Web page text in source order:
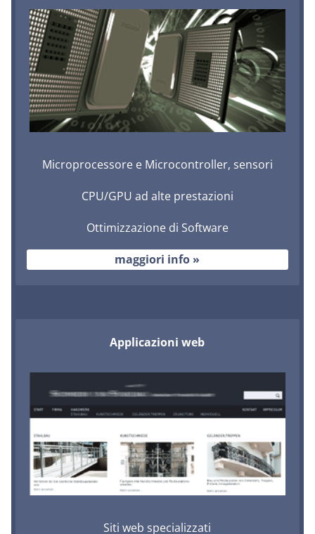
Microprocessore e Microcontroller, sensori
CPU/GPU ad alte prestazioni
Ottimizzazione di Software
maggiori info »
Applicazioni web
Siti web specializzati